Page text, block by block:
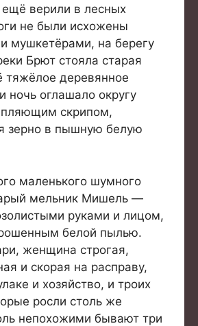
ещё верили в лесных
не были исхожены
мушкетёрами, на берегу
Брют стояла старая
тяжёлое деревянное
ночь оглашало округу
скрипом,
зерно в пышную белую
маленького шумного
мельник Мишель —
руками и лицом,
белой пылью.
женщина строгая,
и скорая на расправу,
и хозяйство, и троих
росли столь же
непохожими бывают три